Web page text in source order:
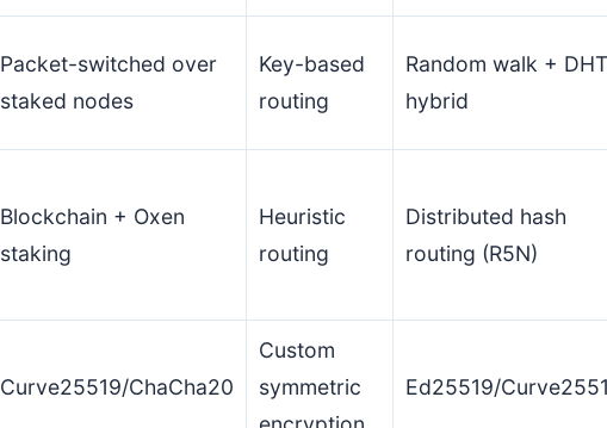
Packet-switched over
staked nodes
Key-based
routing
Random walk + DHT
hybrid
Blockchain + Oxen
staking
Heuristic
routing
Distributed hash
routing (R5N)
Curve25519/ChaCha20
Custom
symmetric
Ed25519/